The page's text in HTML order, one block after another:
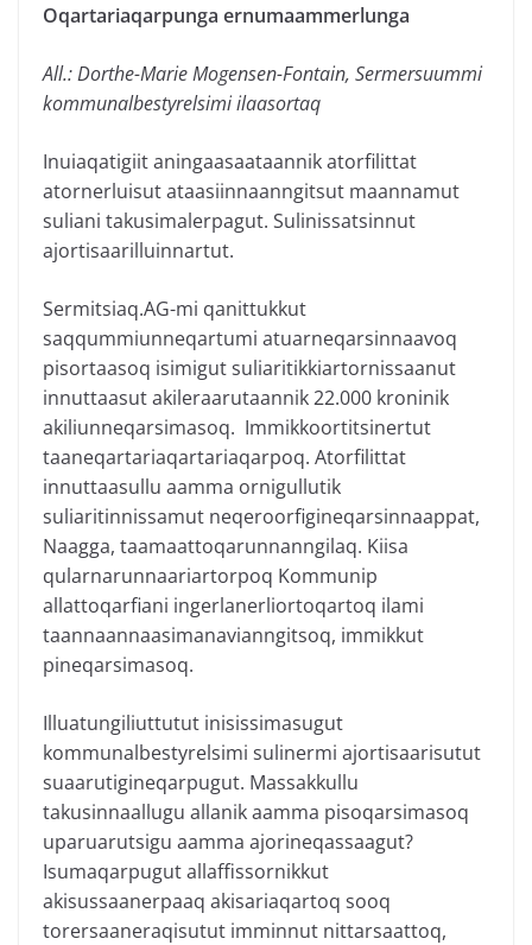
Oqartariaqarpunga ernumaammerlunga
All.: Dorthe-Marie Mogensen-Fontain, Sermersuummi
kommunalbestyrelsimi ilaasortaq
Inuiaqatigiit aningaasaataannik atorfilittat
atornerluisut ataasiinnaanngitsut maannamut
suliani takusimalerpagut. Sulinissatsinnut
ajortisaarilluinnartut.
Sermitsiaq.AG-mi qanittukkut
saqqummiunneqartumi atuarneqarsinnaavoq
pisortaasoq isimigut suliaritikkiartornissaanut
innuttaasut akileraarutaannik 22.000 kroninik
akiliunneqarsimasoq. Immikkoortitsinertut
taaneqartariaqartariaqarpoq. Atorfilittat
innuttaasullu aamma ornigullutik
suliaritinnissamut neqeroorfigineqarsinnaappat,
Naagga, taamaattoqarunnanngilaq. Kiisa
qularnarunnaariartorpoq Kommunip
allattoqarfiani ingerlanerliortoqartoq ilami
taannaannaasimanavianngitsoq, immikkut
pineqarsimasoq.
Illuatungiliuttutut inisissimasugut
kommunalbestyrelsimi sulinermi ajortisaarisutut
suaarutigineqarpugut. Massakkullu
takusinnaallugu allanik aamma pisoqarsimasoq
uparuarutsigu aamma ajorineqassaagut?
Isumaqarpugut allaffissornikkut
akisussaanerpaaq akisariaqartoq sooq
torersaaneraqisutut imminnut nittarsaattoq,